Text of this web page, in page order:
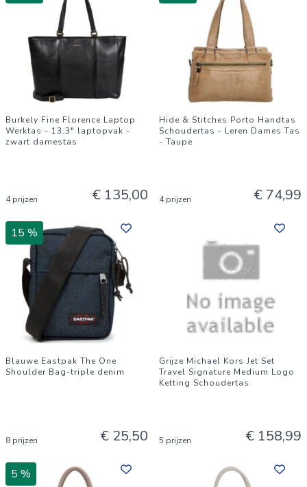
Burkely Fine Florence Laptop
Werktas - 13.3" laptopvak -
zwart damestas
4 prijzen € 135,00
Hide & Stitches Porto Handtas
Schoudertas - Leren Dames Tas
- Taupe
4 prijzen € 74,99
15 %
Blauwe Eastpak The One
Shoulder Bag-triple denim
8 prijzen € 25,50
Grijze Michael Kors Jet Set
Travel Signature Medium Logo
Ketting Schoudertas
5 prijzen € 158,99
5 %